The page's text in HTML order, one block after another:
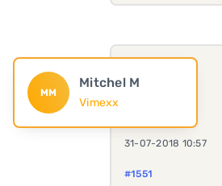
MM
Mitchel M
Vimexx
31-07-2018 10:57
#1551